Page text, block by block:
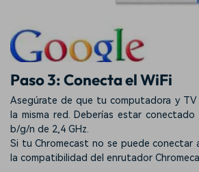
Paso 3: Conecta el WiFi
Asegúrate de que tu computadora y
la misma red. Deberías estar conectado
b/g/n de 2,4 GHz.
Si tu Chromecast no se puede conectar
la compatibilidad del enrutador